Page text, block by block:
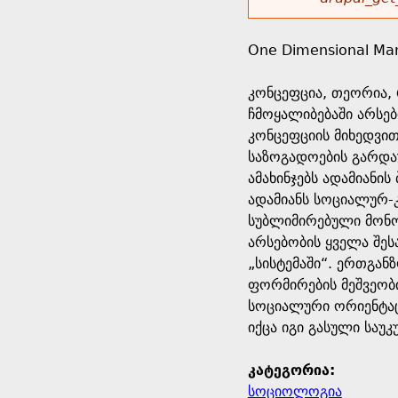
r
s
e
h
e
r
e
o
r
m
e
s
s
a
e
One Dimensional
კონცეფცია, თეორია,
ჩმოყალიბებაში
კონცეფციის
საზოგადოების
ამახინჯებს
ადამიანს სოციალურ-
სუბლიმირებული
არსებობის ყველა
„სისტემაში“.
ფორმირების
სოციალური
იქცა იგი გასული
კატეგორია:
სოციოლოგია